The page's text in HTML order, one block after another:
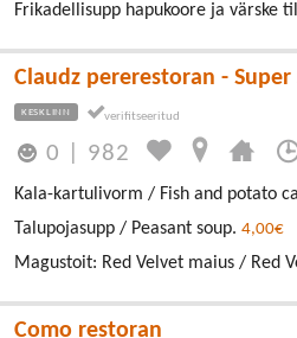
Frikadellisupp hapukoore ja värske
Claudz pererestoran - Super
KESKLINN
0 982
Kala-kartulivorm / Fish and potato
Talupojasupp / Peasant soup. 4,00€
Magustoit: Red Velvet maius / Red
Como restoran